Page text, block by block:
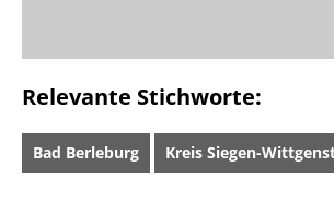
Relevante Stichworte:
Bad Berleburg Kreis Siegen-